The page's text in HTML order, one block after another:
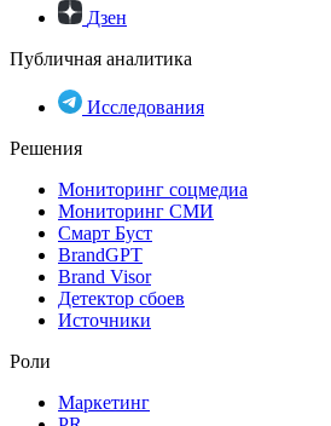
Дзен
Публичная аналитика
Исследования
Решения
Мониторинг соцмедиа
Мониторинг СМИ
Смарт Буст
BrandGPT
Brand Visor
Детектор сбоев
Источники
Роли
Маркетинг